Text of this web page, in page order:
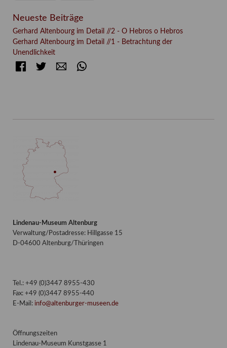
Neueste Beiträge
Gerhard Altenbourg im Detail //2 - O Hebros o Hebros
Gerhard Altenbourg im Detail //1 - Betrachtung der
Unendlichkeit
FacebookTwitter E-mail
Lindenau-Museum Altenburg
Verwaltung/Postadresse: Hillgasse 15
D-04600 Altenburg/Thüringen
Tel.: +49 (0)3447 8955-430
Fax: +49 (0)3447 8955-440
E-Mail: info@altenburger-museen.de
Öffnungszeiten
Lindenau-Museum Kunstgasse 1